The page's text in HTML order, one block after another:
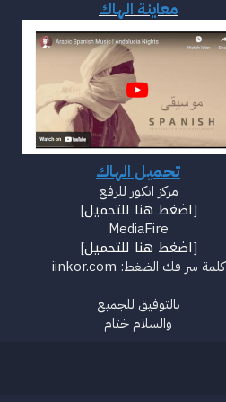
معاينة الهاك
تحميل الهاك
مركز انكور للرفع
[اضغط هنا للتحميل]
MediaFire
[اضغط هنا للتحميل]
كلمة سر فك الضغط: iinkor.com
بالتوفيق للجميع
والسلام ختام​